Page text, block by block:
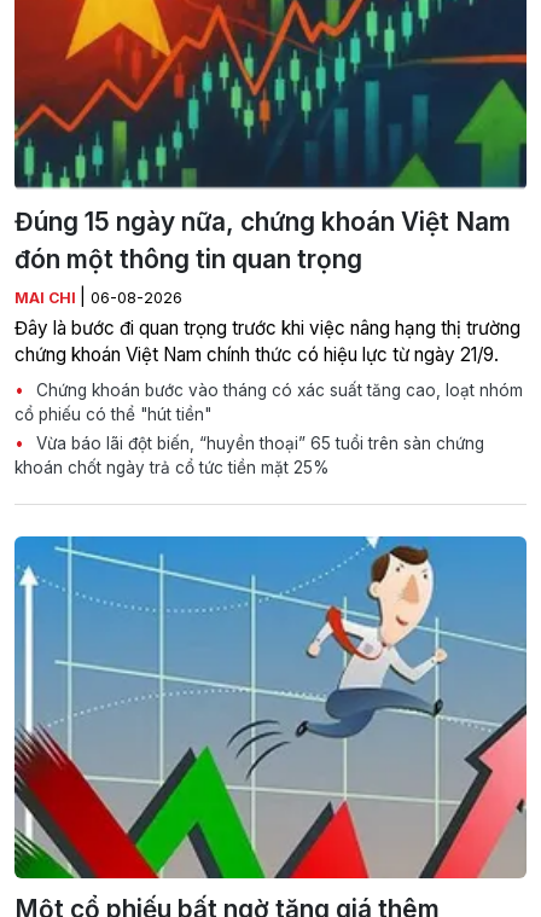
Đúng 15 ngày nữa, chứng khoán Việt Nam
đón một thông tin quan trọng
MAI CHI 06-08-2026
Đây là bước đi quan trọng trước khi việc nâng hạng thị trường
chứng khoán Việt Nam chính thức có hiệu lực từ ngày 21/9.
Chứng khoán bước vào tháng có xác suất tăng cao, loạt nhóm
cổ phiếu có thể "hút tiền"
Vừa báo lãi đột biến, “huyền thoại” 65 tuổi trên sàn chứng
khoán chốt ngày trả cổ tức tiền mặt 25%
Một cổ phiếu bất ngờ tăng giá thêm